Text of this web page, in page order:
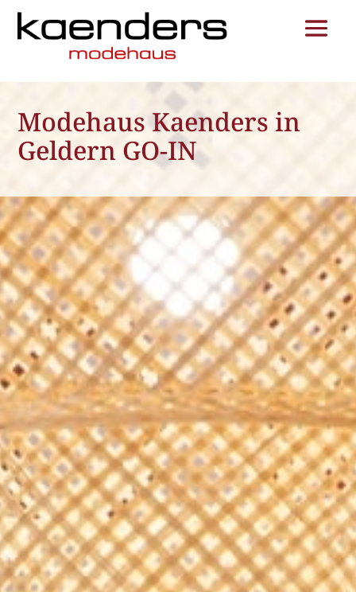
Modehaus Kaenders in
Geldern GO-IN